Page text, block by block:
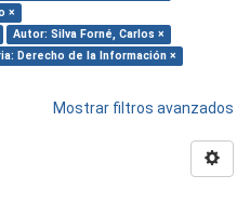
×
Autor: Silva Forné, Carlos ×
Derecho de la Información ×
Mostrar filtros avanzados